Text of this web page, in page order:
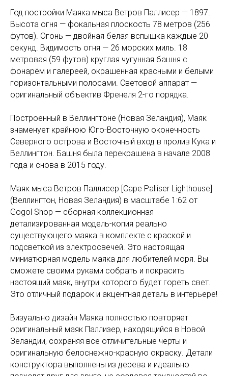
Год постройки Маяка мыса Ветров Паллисер — 1897.
Высота огня — фокальная плоскость 78 метров (256
футов). Огонь — двойная белая вспышка каждые 20
секунд. Видимость огня — 26 морских миль. 18
метровая (59 футов) круглая чугунная башня с
фонарём и галереей, окрашенная красными и белыми
горизонтальными полосами. Световой аппарат —
оригинальный объектив Френеля 2-го порядка.
Построенный в Веллингтоне (Новая Зеландия), Маяк
знаменует крайнюю Юго-Восточную оконечность
Северного острова и Восточный вход в пролив Кука и
Веллингтон. Башня была перекрашена в начале 2008
года и снова в 2015 году.
Маяк мыса Ветров Паллисер [Cape Palliser Lighthouse]
(Веллингтон, Новая Зеландия) в масштабе 1:62 от
Gogol Shop — сборная коллекционная
детализированная модель-копия реально
существующего маяка в комплекте с краской и
подсветкой из электросвечей. Это настоящая
миниатюрная модель маяка для любителей моря. Вы
сможете своими руками собрать и покрасить
настоящий маяк, внутри которого будет гореть свет.
Это отличный подарок и акцентная деталь в интерьере!
Визуально дизайн Маяка полностью повторяет
оригинальный маяк Паллизер, находящийся в Новой
Зеландии, сохраняя все отличительные черты и
оригинальную белоснежно-красную окраску. Детали
конструктора выполнены из дерева и идеально